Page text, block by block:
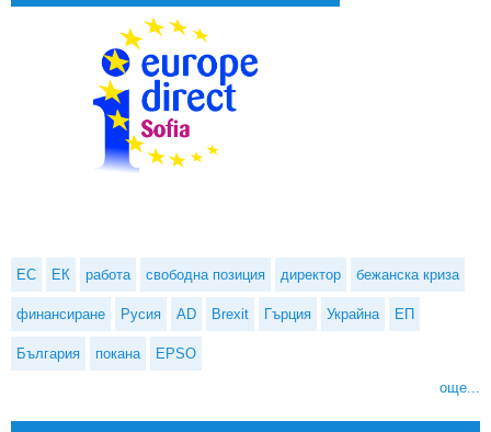
ЕС ЕК работа свободна позиция директор бежанска криза
финансиране Русия AD Brexit Гърция Украйна ЕП
България покана EPSO
още...